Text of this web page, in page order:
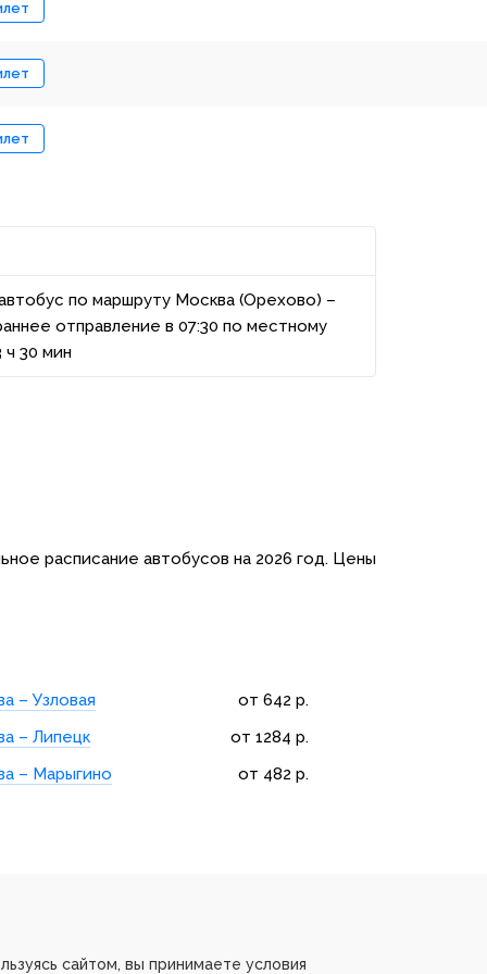
по маршруту Москва (Орехово) –
отправление в 07:30 по местному
30 мин
расписание автобусов на 2026 год. Цены
– Узловая
от 642 р.
– Липецк
от 1284 р.
– Марыгино от 482 р.
сайтом, вы принимаете условия